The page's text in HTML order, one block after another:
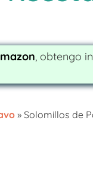
, obtengo
» Solomillos de